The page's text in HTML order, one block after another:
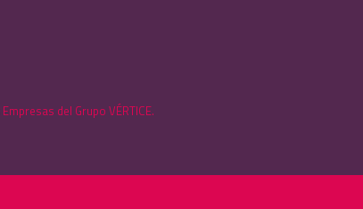
Empresas del Grupo VÉRTICE.